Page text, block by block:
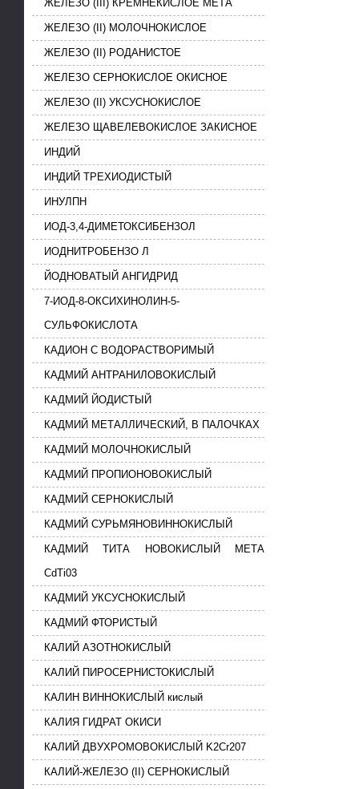
ЖЕЛЕЗО (III) КРЕМНЕКИСЛОЕ МЕТА
ЖЕЛЕЗО (II) МОЛОЧНОКИСЛОЕ
ЖЕЛЕЗО (II) РОДАНИСТОЕ
ЖЕЛЕЗО СЕРНОКИСЛОЕ ОКИСНОЕ
ЖЕЛЕЗО (II) УКСУСНОКИСЛОЕ
ЖЕЛЕЗО ЩАВЕЛЕВОКИСЛОЕ ЗАКИСНОЕ
ИНДИЙ
ИНДИЙ ТРЕХИОДИСТЫЙ
ИНУЛПН
ИОД-3,4-ДИМЕТОКСИБЕНЗОЛ
ИОДНИТРОБЕНЗО Л
ЙОДНОВАТЫЙ АНГИДРИД
7-ИОД-8-ОКСИХИНОЛИН-5-
СУЛЬФОКИСЛОТА
КАДИОН С ВОДОРАСТВОРИМЫЙ
КАДМИЙ АНТРАНИЛОВОКИСЛЫЙ
КАДМИЙ ЙОДИСТЫЙ
КАДМИЙ МЕТАЛЛИЧЕСКИЙ, В ПАЛОЧКАХ
КАДМИЙ МОЛОЧНОКИСЛЫЙ
КАДМИЙ ПРОПИОНОВОКИСЛЫЙ
КАДМИЙ СЕРНОКИСЛЫЙ
КАДМИЙ СУРЬМЯНОВИННОКИСЛЫЙ
КАДМИЙ ТИТА НОВОКИСЛЫЙ МЕТА
CdTi03
КАДМИЙ УКСУСНОКИСЛЫЙ
КАДМИЙ ФТОРИСТЫЙ
КАЛИЙ АЗОТНОКИСЛЫЙ
КАЛИЙ ПИРОСЕРНИСТОКИСЛЫЙ
КАЛИН ВИННОКИСЛЫЙ кислый
КАЛИЯ ГИДРАТ ОКИСИ
КАЛИЙ ДВУХРОМОВОКИСЛЫЙ K2Cr207
КАЛИЙ-ЖЕЛЕЗО (II) СЕРНОКИСЛЫЙ